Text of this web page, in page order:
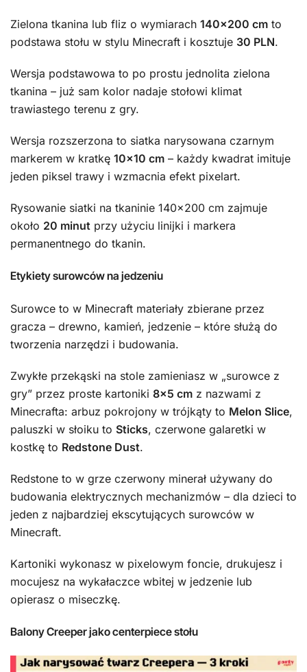
Zielona tkanina lub fliz o wymiarach 140×200 cm to
podstawa stołu w stylu Minecraft i kosztuje 30 PLN.
Wersja podstawowa to po prostu jednolita zielona
tkanina – już sam kolor nadaje stołowi klimat
trawiastego terenu z gry.
Wersja rozszerzona to siatka narysowana czarnym
markerem w kratkę 10×10 cm – każdy kwadrat imituje
jeden piksel trawy i wzmacnia efekt pixelart.
Rysowanie siatki na tkaninie 140×200 cm zajmuje
około 20 minut przy użyciu linijki i markera
permanentnego do tkanin.
Etykiety surowców na jedzeniu
Surowce to w Minecraft materiały zbierane przez
gracza – drewno, kamień, jedzenie – które służą do
tworzenia narzędzi i budowania.
Zwykłe przekąski na stole zamieniasz w „surowce z
gry” przez proste kartoniki 8×5 cm z nazwami z
Minecrafta: arbuz pokrojony w trójkąty to Melon Slice,
paluszki w słoiku to Sticks, czerwone galaretki w
kostkę to Redstone Dust.
Redstone to w grze czerwony minerał używany do
budowania elektrycznych mechanizmów – dla dzieci to
jeden z najbardziej ekscytujących surowców w
Minecraft.
Kartoniki wykonasz w pixelowym foncie, drukujesz i
mocujesz na wykałaczce wbitej w jedzenie lub
opierasz o miseczkę.
Balony Creeper jako centerpiece stołu